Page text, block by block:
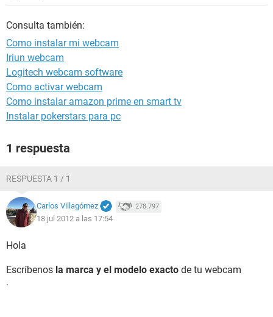
Consulta también:
Como instalar mi webcam
Iriun webcam
Logitech webcam software
Como activar webcam
Como instalar amazon prime en smart tv
Instalar pokerstars para pc
1 respuesta
RESPUESTA 1 / 1
Carlos Villagómez 278.797
18 jul 2012 a las 17:54
Hola
Escríbenos la marca y el modelo exacto de tu webcam
.